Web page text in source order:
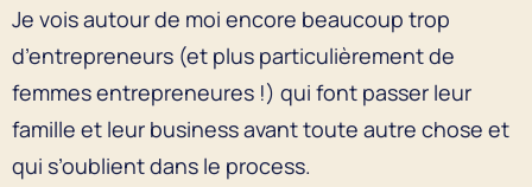
Je vois autour de moi encore beaucoup trop
d’entrepreneurs (et plus particulièrement de
femmes entrepreneures !) qui font passer leur
famille et leur business avant toute autre chose et
qui s’oublient dans le process.